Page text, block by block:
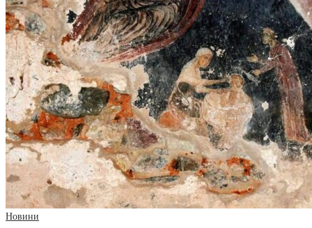
Новини